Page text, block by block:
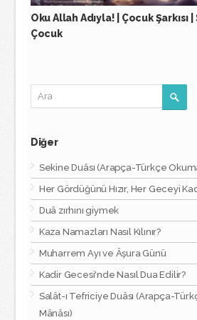
Oku Allah Adıyla! | Çocuk Şarkısı
Çocuk
Diğer
Sekine Duâsı (Arapça-Türkçe
Her Gördüğünü Hızır, Her Geceyi
Duâ zırhını giymek
Kaza Namazları Nasıl Kılınır?
Muharrem Ayı ve Âşura Günü
Kadir Gecesi'nde Nasıl Dua Edilir?
Salât-ı Tefriciye Duâsı (Arapça-
Mânâsı)